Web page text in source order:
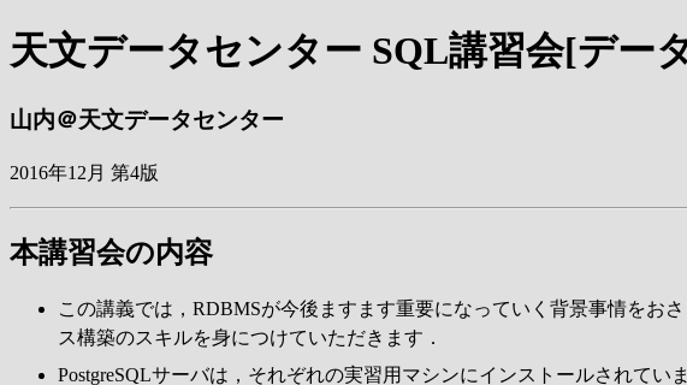
天文データセンター SQL講習会[デー
山内＠天文データセンター
2016年12月 第4版
本講習会の内容
この講義では，RDBMSが今後ますます重要になっていく背景事情をお
ス構築のスキルを身につけていただきます．
PostgreSQLサーバは，それぞれの実習用マシンにインストールされて